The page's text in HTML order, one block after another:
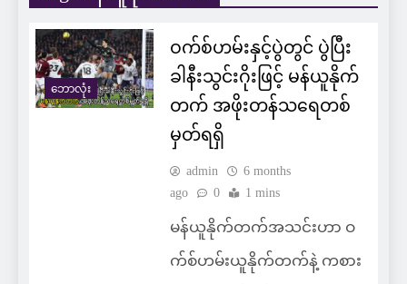
ဘောလုံး
ဝက်စ်ဟမ်းနှင့်ပွဲတွင် ပွဲပြီး
ခါနီးသွင်းဂိုးဖြင့် မန်ယူနိုက်
တက် အဖိုးတန်သရေတစ်
မှတ်ရရှိ
admin
6 months
ago
0 1 mins
မန်ယူနိုက်တက်အသင်းဟာ ဝ
က်စ်ဟမ်းယူနိုက်တက်နဲ့ ကစား